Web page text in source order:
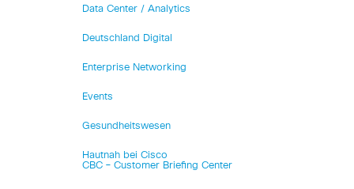
Data Center / Analytics
Deutschland Digital
Enterprise Networking
Events
Gesundheitswesen
Hautnah bei Cisco
CBC – Customer Briefing Center